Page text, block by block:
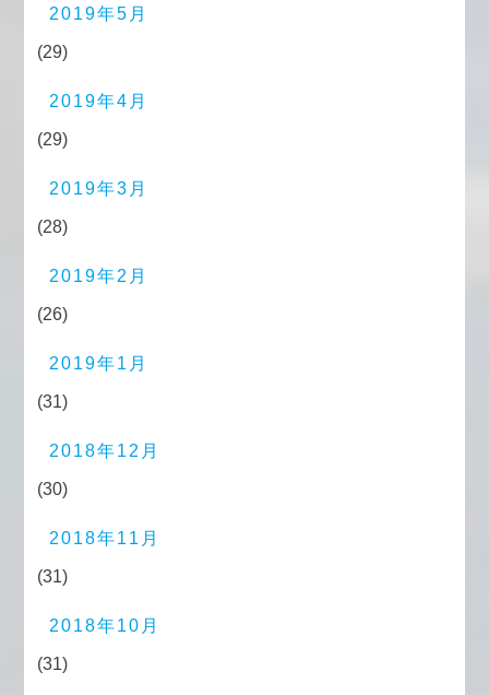
2019年5月
(29)
2019年4月
(29)
2019年3月
(28)
2019年2月
(26)
2019年1月
(31)
2018年12月
(30)
2018年11月
(31)
2018年10月
(31)